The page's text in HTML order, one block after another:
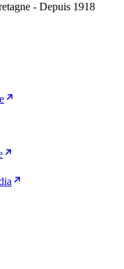
- Depuis 1918